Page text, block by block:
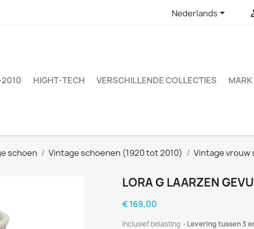
Nederlands
HIGHT-TECH VERSCHILLENDE COLLECTIES MARK
schoen Vintage schoenen (1920 tot 2010) Vintage vrouw
LORA G LAARZEN
€ 169,00
Inclusief belasting
Levering tussen 3